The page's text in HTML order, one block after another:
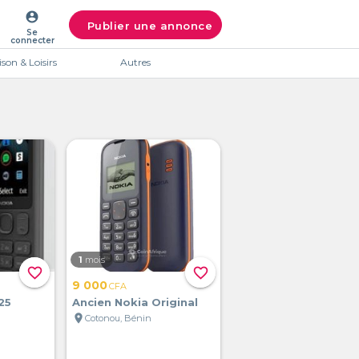
account_circle
Se
connecter
Publier une annonce
& Loisirs Autres
favorite_border favorite_border
1 mois
9 000CFA
Ancien Nokia Original
location_onCotonou, Bénin